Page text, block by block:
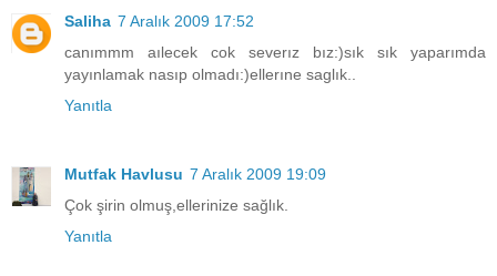
Saliha 7 Aralık 2009 17:52
canımmm aılecek cok severız bız:)sık sık yaparımda
yayınlamak nasıp olmadı:)ellerıne saglık..
Yanıtla
Mutfak Havlusu 7 Aralık 2009 19:09
Çok şirin olmuş,ellerinize sağlık.
Yanıtla